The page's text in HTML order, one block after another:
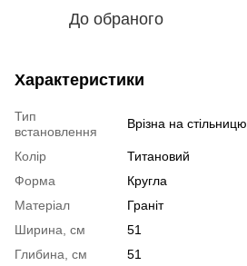
До обраного
Характеристики
Тип
встановлення
Врізна на стільницю
Колір
Титановий
Форма
Кругла
Матеріал
Граніт
Ширина, см
51
Глибина, см
51